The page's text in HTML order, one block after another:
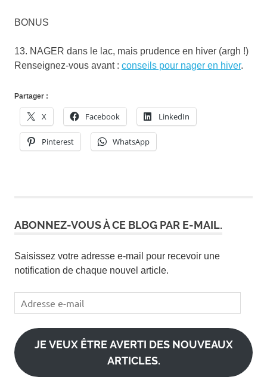
BONUS
13. NAGER dans le lac, mais prudence en hiver (argh !)
Renseignez-vous avant : conseils pour nager en hiver.
Partager :
X Facebook LinkedIn
Pinterest WhatsApp
ABONNEZ-VOUS À CE BLOG PAR E-MAIL.
Saisissez votre adresse e-mail pour recevoir une
notification de chaque nouvel article.
Adresse
e-
mail
JE VEUX ÊTRE AVERTI DES NOUVEAUX
ARTICLES.